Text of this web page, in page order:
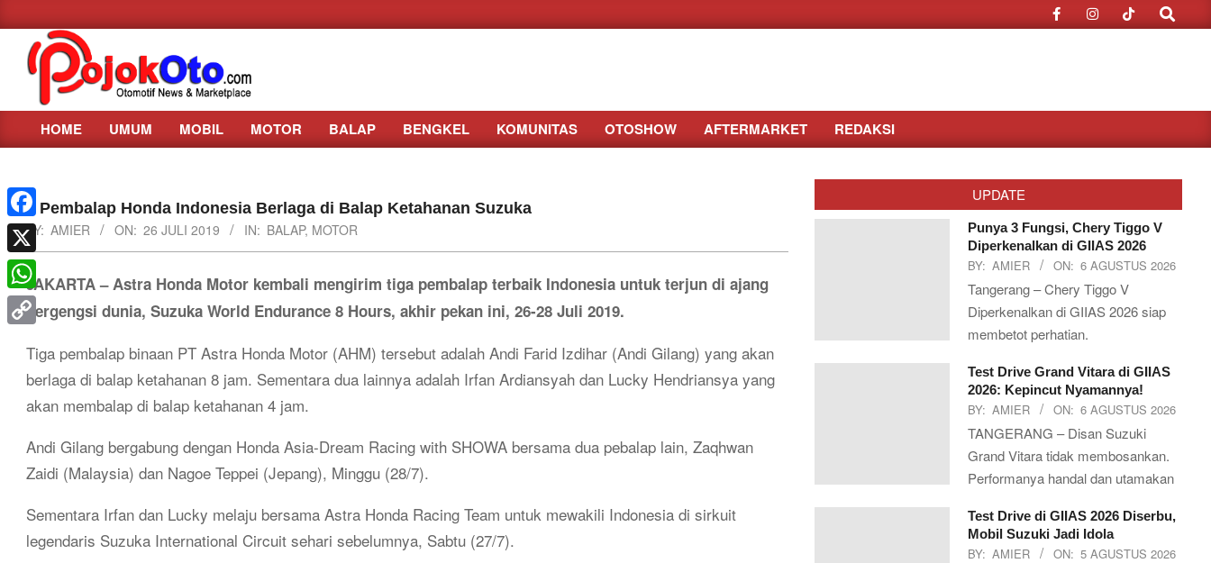
to
content
Search
Primary
Menu
HOME UMUM MOBIL MOTOR BALAP BENGKEL KOMUNITAS OTOSHOW AFTERMARKET REDAKSI
3 Pembalap Honda Indonesia Berlaga di Balap Ketahanan Suzuka
BY: AMIER ON: 26 JULI 2019 IN: BALAP, MOTOR
JAKARTA – Astra Honda Motor kembali mengirim tiga pembalap terbaik Indonesia untuk terjun di ajang
bergengsi dunia, Suzuka World Endurance 8 Hours, akhir pekan ini, 26-28 Juli 2019.
Tiga pembalap binaan PT Astra Honda Motor (AHM) tersebut adalah Andi Farid Izdihar (Andi Gilang) yang akan
berlaga di balap ketahanan 8 jam. Sementara dua lainnya adalah Irfan Ardiansyah dan Lucky Hendriansya yang
akan membalap di balap ketahanan 4 jam.
Andi Gilang bergabung dengan Honda Asia-Dream Racing with SHOWA bersama dua pebalap lain, Zaqhwan
Zaidi (Malaysia) dan Nagoe Teppei (Jepang), Minggu (28/7).
Sementara Irfan dan Lucky melaju bersama Astra Honda Racing Team untuk mewakili Indonesia di sirkuit
legendaris Suzuka International Circuit sehari sebelumnya, Sabtu (27/7).
UPDATE
Punya 3 Fungsi, Chery Tiggo V
Diperkenalkan di GIIAS 2026
BY: AMIER ON: 6 AGUSTUS 2026
Tangerang – Chery Tiggo V
Diperkenalkan di GIIAS 2026 siap
membetot perhatian.
Test Drive Grand Vitara di GIIAS
2026: Kepincut Nyamannya!
BY: AMIER ON: 6 AGUSTUS 2026
TANGERANG – Disan Suzuki
Grand Vitara tidak membosankan.
Performanya handal dan utamakan
Test Drive di GIIAS 2026 Diserbu,
Mobil Suzuki Jadi Idola
BY: AMIER ON: 5 AGUSTUS 2026
Facebook
X
WhatsApp